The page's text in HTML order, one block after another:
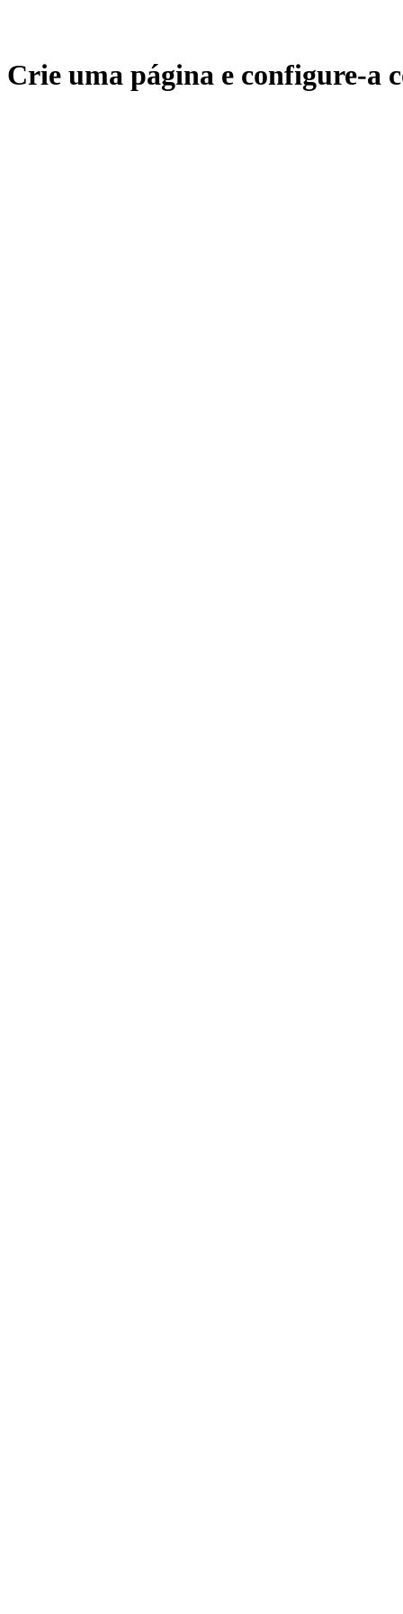
Crie uma página e configure-a